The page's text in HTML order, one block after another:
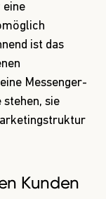
ist das
Messenger-
sie
Kunden